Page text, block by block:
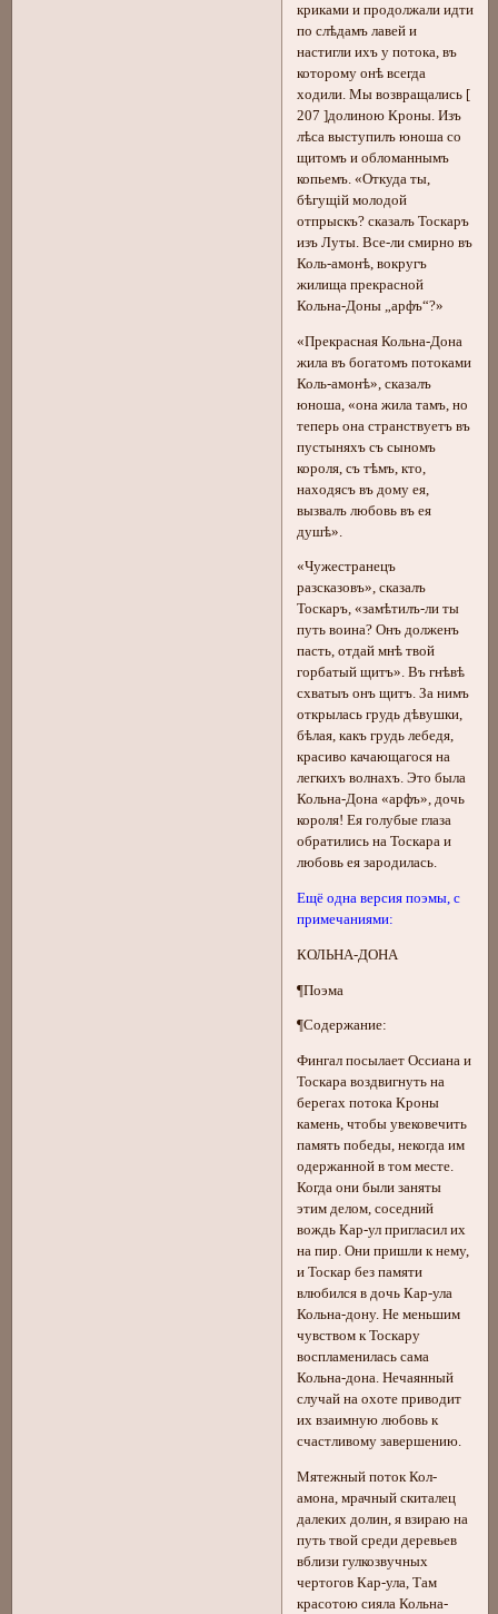
криками и продолжали идти
по слѣдамъ лавей и
настигли ихъ у потока, въ
которому онѣ всегда
ходили. Мы возвращались [
207 ]долиною Кроны. Изъ
лѣса выcтупилъ юноша со
щитомъ и обломаннымъ
копьемъ. «Откуда ты,
бѣгущій молодой
отпрыскъ? сказалъ Тоскаръ
изъ Луты. Все-ли смирно въ
Коль-амонѣ, вокругъ
жилища прекрасной
Кольна-Доны „арфъ“?»
«Прекрасная Кольна-Дона
жила въ богатомъ потоками
Коль-амонѣ», сказалъ
юноша, «она жила тамъ, но
теперь она странствуетъ въ
пустыняхъ съ сыномъ
короля, съ тѣмъ, кто,
находясъ въ дому ея,
вызвалъ любовь въ ея
душѣ».
«Чужестранецъ
разсказовъ», сказалъ
Тоскаръ, «замѣтилъ-ли ты
путь воина? Онъ долженъ
пасть, отдай мнѣ твой
горбатый щитъ». Въ гнѣвѣ
схватыъ онъ щитъ. За нимъ
открылась грудь дѣвушки,
бѣлая, какъ грудь лебедя,
красиво качающагося на
легкихъ волнахъ. Это была
Кольна-Дона «арфъ», дочь
короля! Ея голубые глаза
обратились на Тоскара и
любовь ея зародилась.
Ещё одна версия поэмы, с
примечаниями:
КОЛЬНА-ДОНА
¶Поэма
¶Содержание:
Фингал посылает Оссиана и
Тоскара воздвигнуть на
берегах потока Кроны
камень, чтобы увековечить
память победы, некогда им
одержанной в том месте.
Когда они были заняты
этим делом, соседний
вождь Кар-ул пригласил их
на пир. Они пришли к нему,
и Тоскар без памяти
влюбился в дочь Кар-ула
Кольна-дону. Не меньшим
чувством к Тоскару
воспламенилась сама
Кольна-дона. Нечаянный
случай на охоте приводит
их взаимную любовь к
счастливому завершению.
Мятежный поток Кол-
амона, мрачный скиталец
далеких долин, я взираю на
путь твой среди деревьев
вблизи гулкозвучных
чертогов Кар-ула, Там
красотою сияла Кольна-